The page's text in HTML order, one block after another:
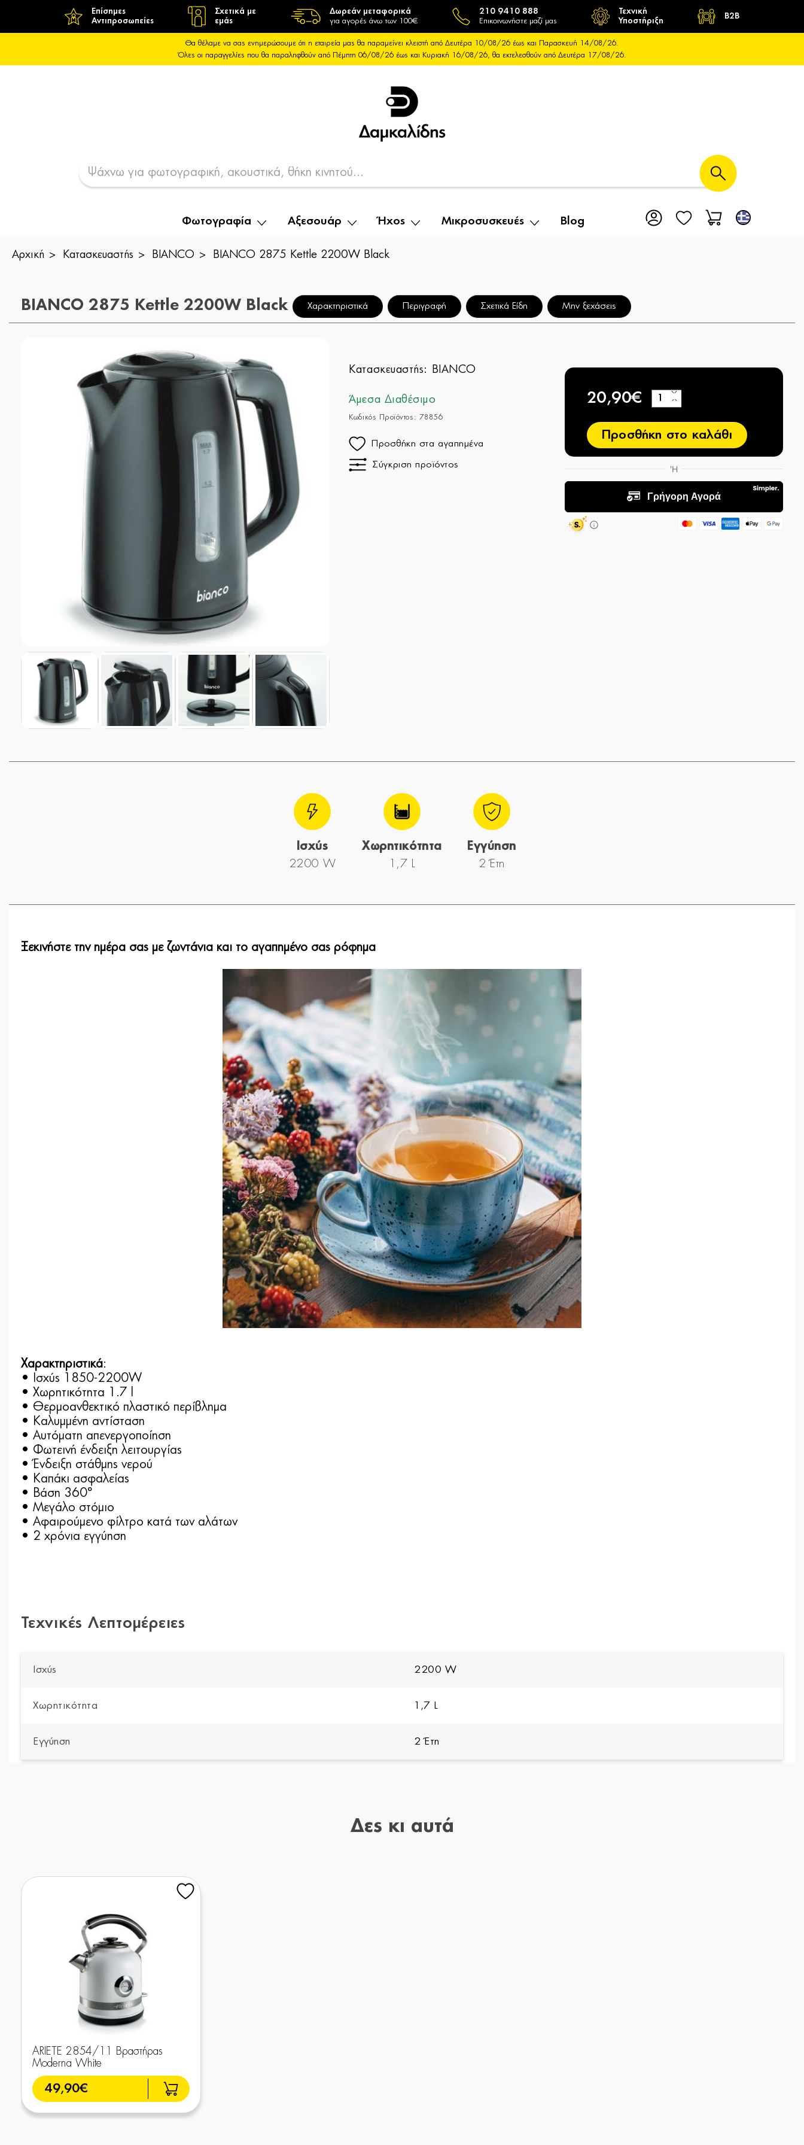
Επίσημες
Αντιπροσωπείες
Σχετικά με
εμάς
Δωρεάν μεταφορικά
για αγορές άνω των 100€
210 9410 888
Επικοινωνήστε μαζί μας
Τεχνική
Υποστήριξη
B2B
Θα θέλαμε να σας ενημερώσουμε ότι η εταιρεία μας θα παραμείνει κλειστή από Δευτέρα 10/08/26 έως και Παρασκευή 14/08/26.
Όλες οι παραγγελίες που θα παραληφθούν από Πέμπτη 06/08/26 έως και Κυριακή 16/08/26, θα εκτελεσθούν από Δευτέρα 17/08/26.
Φωτογραφία Αξεσουάρ Ήχος Μικροσυσκευές Blog
Αρχική Κατασκευαστής BIANCO BIANCO 2875 Kettle 2200W Black
BIANCO 2875 Kettle 2200W Black Χαρακτηριστικά Περιγραφή Σχετικά Είδη Μην ξεχάσεις
Κατασκευαστής: BIANCO
Άμεσα Διαθέσιμο
Κωδικός Προϊόντος: 78856
Προσθήκη στα αγαπημένα
Σύγκριση προϊόντος
20,90€ −
+
Προσθήκη στο καλάθι
Ισχύς
2200 W
Χωρητικότητα
1,7 L
Εγγύηση
2 Έτη
Ξεκινήστε την ημέρα σας με ζωντάνια και το αγαπημένο σας ρόφημα
Χαρακτηριστικά:
• Ισχύς 1850-2200W
• Χωρητικότητα 1.7 l
• Θερμοανθεκτικό πλαστικό περίβλημα
• Καλυμμένη αντίσταση
• Αυτόματη απενεργοποίηση
• Φωτεινή ένδειξη λειτουργίας
• Ένδειξη στάθμης νερού
• Καπάκι ασφαλείας
• Βάση 360°
• Μεγάλο στόμιο
• Αφαιρούμενο φίλτρο κατά των αλάτων
• 2 χρόνια εγγύηση
Τεχνικές Λεπτομέρειες
Ισχύς 2200 W
Χωρητικότητα 1,7 L
Εγγύηση 2 Έτη
Δες κι αυτά
ARIETE 2854/11 Βραστήρας
Moderna White
49,90€